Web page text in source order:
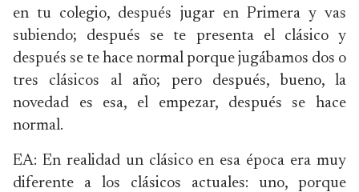
en tu colegio, después jugar en Primera y vas
subiendo; después se te presenta el clásico y
después se te hace normal porque jugábamos dos o
tres clásicos al año; pero después, bueno, la
novedad es esa, el empezar, después se hace
normal.
EA: En realidad un clásico en esa época era muy
diferente a los clásicos actuales: uno, porque